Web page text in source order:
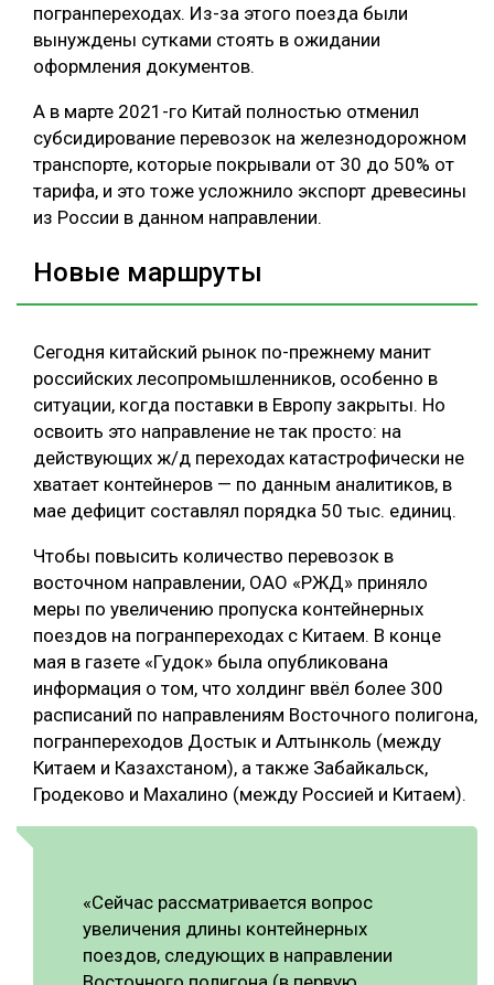
погранпереходах. Из-за этого поезда были
вынуждены сутками стоять в ожидании
оформления документов.
А в марте 2021-го Китай полностью отменил
субсидирование перевозок на железнодорожном
транспорте, которые покрывали от 30 до 50% от
тарифа, и это тоже усложнило экспорт древесины
из России в данном направлении.
Новые маршруты
Сегодня китайский рынок по-прежнему манит
российских лесопромышленников, особенно в
ситуации, когда поставки в Европу закрыты. Но
освоить это направление не так просто: на
действующих ж/д переходах катастрофически не
хватает контейнеров — по данным аналитиков, в
мае дефицит составлял порядка 50 тыс. единиц.
Чтобы повысить количество перевозок в
восточном направлении, ОАО «РЖД» приняло
меры по увеличению пропуска контейнерных
поездов на погранпереходах с Китаем. В конце
мая в газете «Гудок» была опубликована
информация о том, что холдинг ввёл более 300
расписаний по направлениям Восточного полигона,
погранпереходов Достык и Алтынколь (между
Китаем и Казахстаном), а также Забайкальск,
Гродеково и Махалино (между Россией и Китаем).
«Сейчас рассматривается вопрос
увеличения длины контейнерных
поездов, следующих в направлении